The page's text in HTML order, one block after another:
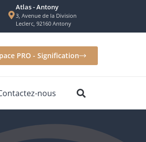
Atlas - Antony
3, Avenue de la Division
Leclerc, 92160 Antony
PRO - Signification
nous